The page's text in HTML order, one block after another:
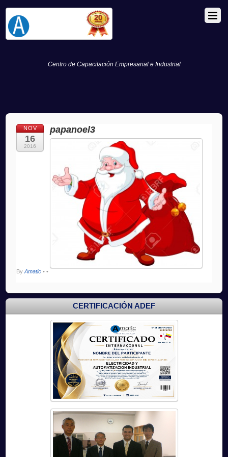
Centro de Capacitación Empresarial e Industrial
NOV
16
2016
papanoel3
ByAmatic • •
CERTIFICACIÓN ADEF